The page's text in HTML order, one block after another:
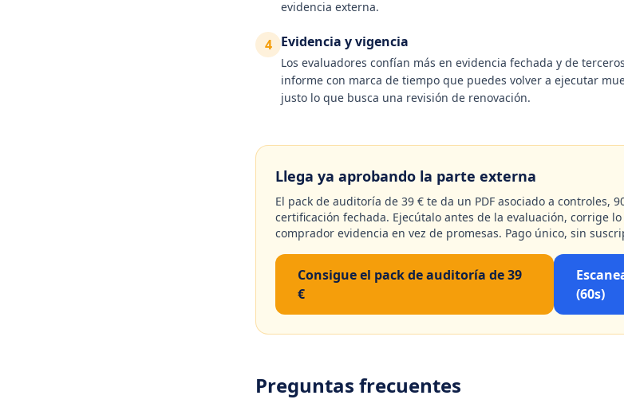
evidencia externa.
4 Evidencia y vigencia
Los evaluadores confían más en evidencia fechada y de
informe con marca de tiempo que puedes volver a ejecutar
justo lo que busca una revisión de renovación.
Llega ya aprobando la parte externa
El pack de auditoría de 39 € te da un PDF asociado a controles,
certificación fechada. Ejecútalo antes de la evaluación, corrige
comprador evidencia en vez de promesas. Pago único, sin
Consigue el pack de auditoría de 39
€
(60s)
Preguntas frecuentes